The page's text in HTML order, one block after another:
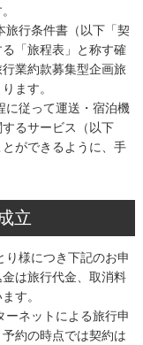
旅行条件書（以下「契
「旅程表」と称す確
業約款募集型企画旅
ます。
に従って運送・宿泊機
るサービス（以下
ができるように、手
立
り様につき下記のお申
は旅行代金、取消料
す。
ーネットによる旅行申
約の時点では契約は